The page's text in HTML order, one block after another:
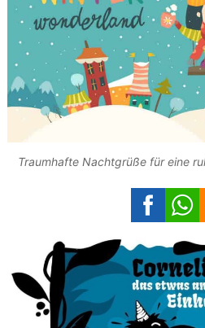
Traumhafte Nachtgrüße für eine